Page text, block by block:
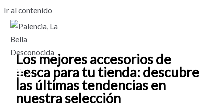
Ir al contenido
Los mejores accesorios de
pesca para tu tienda: descubre
las últimas tendencias en
nuestra selección